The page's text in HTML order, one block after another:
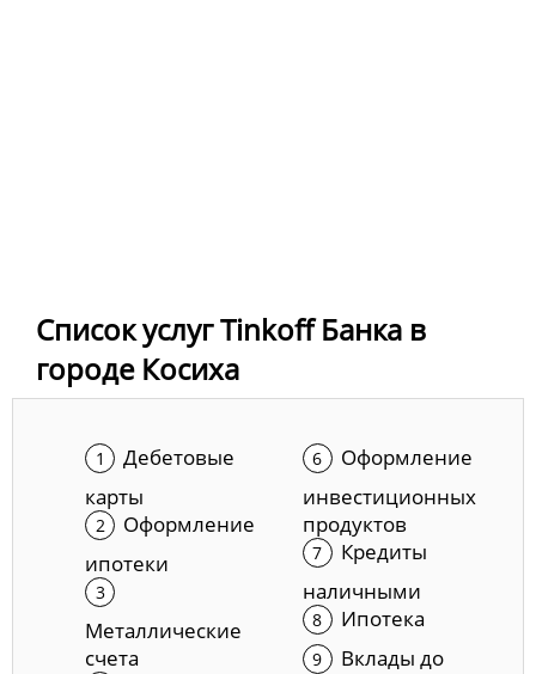
Список услуг Tinkoff Банка в
городе Косиха
Дебетовые
карты
Оформление
ипотеки
Металлические
счета
Оформление
инвестиционных
продуктов
Кредиты
наличными
Ипотека
Вклады до